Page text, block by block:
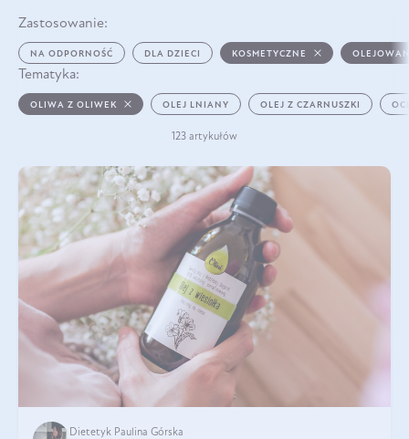
Zastosowanie:
NA ODPORNOŚĆ DLA DZIECI KOSMETYCZNE
Tematyka:
OLIWA Z OLIWEK OLEJ LNIANY OLEJ Z CZARNUSZKI
123 artykułów
Dietetyk Paulina Górska